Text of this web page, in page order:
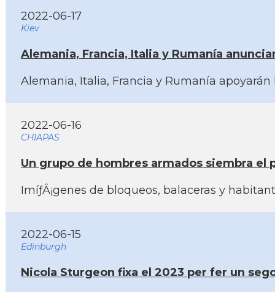
2022-06-17
Kiev
Alemania, Francia, Italia y Rumaní­a
Alemania, Italia, Francia y Rumaní­a
2022-06-16
CHIAPAS
Un grupo de hombres armados siembra el
ImíƒÂ¡genes de bloqueos, balaceras y
2022-06-15
Edinburgh
Nicola Sturgeon fixa el 2023 per fer un